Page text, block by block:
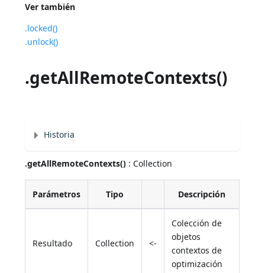
Ver también
.locked()
.unlock()
.getAllRemoteContexts()
Historia
.getAllRemoteContexts() : Collection
Parámetros Tipo Descripción
Resultado Collection <-
Colección de
objetos
contextos de
optimización